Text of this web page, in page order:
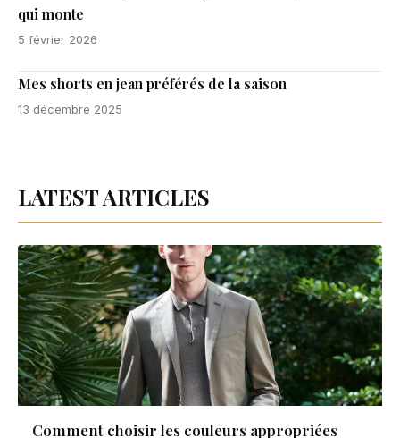
qui monte
5 février 2026
Mes shorts en jean préférés de la saison
13 décembre 2025
LATEST ARTICLES
Comment choisir les couleurs appropriées